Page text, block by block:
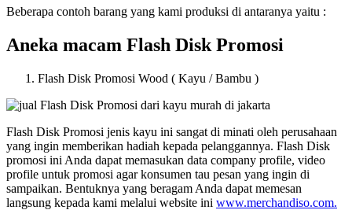
Beberapa contoh barang yang kami produksi di antaranya yaitu :
Aneka macam Flash Disk Promosi
Flash Disk Promosi Wood ( Kayu / Bambu )
Flash Disk Promosi jenis kayu ini sangat di minati oleh perusahaan
yang ingin memberikan hadiah kepada pelanggannya. Flash Disk
promosi ini Anda dapat memasukan data company profile, video
profile untuk promosi agar konsumen tau pesan yang ingin di
sampaikan. Bentuknya yang beragam Anda dapat memesan
langsung kepada kami melalui website ini www.merchandiso.com.